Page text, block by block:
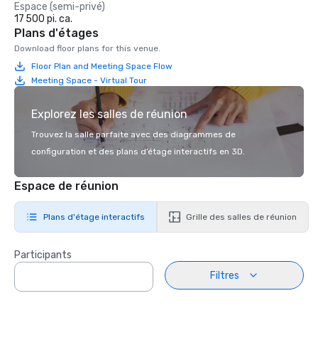
Espace (semi-privé)
17 500 pi. ca.
Plans d'étages
Download floor plans for this venue.
Floor Plan and Meeting Space Flow
Meeting Space - Virtual Tour
Explorez les salles de réunion
Trouvez la salle parfaite avec des diagrammes de
configuration et des plans d’étage interactifs en 3D.
Espace de réunion
Plans d'étage interactifs Grille des salles de réunion
Participants
Filtres